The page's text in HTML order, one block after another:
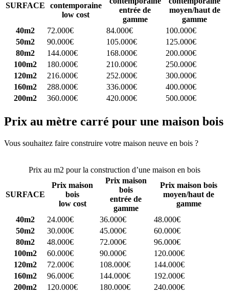
SURFACE
contemporaine
low cost
entrée de
gamme
moyen/haut de
gamme
40m2
72.000€ 84.000€
100.000€
50m2
90.000€ 105.000€
125.000€
80m2
144.000€ 168.000€
200.000€
100m2
180.000€ 210.000€
250.000€
120m2
216.000€ 252.000€
300.000€
160m2
288.000€ 336.000€
400.000€
200m2
360.000€ 420.000€ 500.000€
Prix au mètre carré pour une maison bois
Vous souhaitez faire construire votre maison neuve en bois ?
Prix au m2 pour la construction d’une maison en bois
SURFACE
Prix maison
bois
low cost
Prix maison
bois
entrée de
gamme
Prix maison bois
moyen/haut de
gamme
40m2
24.000€ 36.000€
48.000€
50m2
30.000€ 45.000€
60.000€
80m2
48.000€ 72.000€
96.000€
100m2
60.000€ 90.000€
120.000€
120m2
72.000€ 108.000€
144.000€
160m2
96.000€ 144.000€
192.000€
200m2
120.000€ 180.000€ 240.000€